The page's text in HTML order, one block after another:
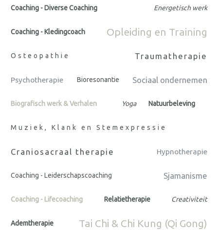
Coaching - Diverse Coaching Energetisch werk
Coaching - Kledingcoach Opleiding en Training
Osteopathie Traumatherapie
Psychotherapie Bioresonantie Sociaal ondernemen
Biografisch werk & Verhalen Yoga Natuurbeleving
Muziek, Klank en Stemexpressie
Craniosacraal therapie Hypnotherapie
Coaching - Leiderschapscoaching Sjamanisme
Coaching - Lifecoaching Relatietherapie Creativiteit
Ademtherapie Tai Chi & Chi Kung (Qi Gong)